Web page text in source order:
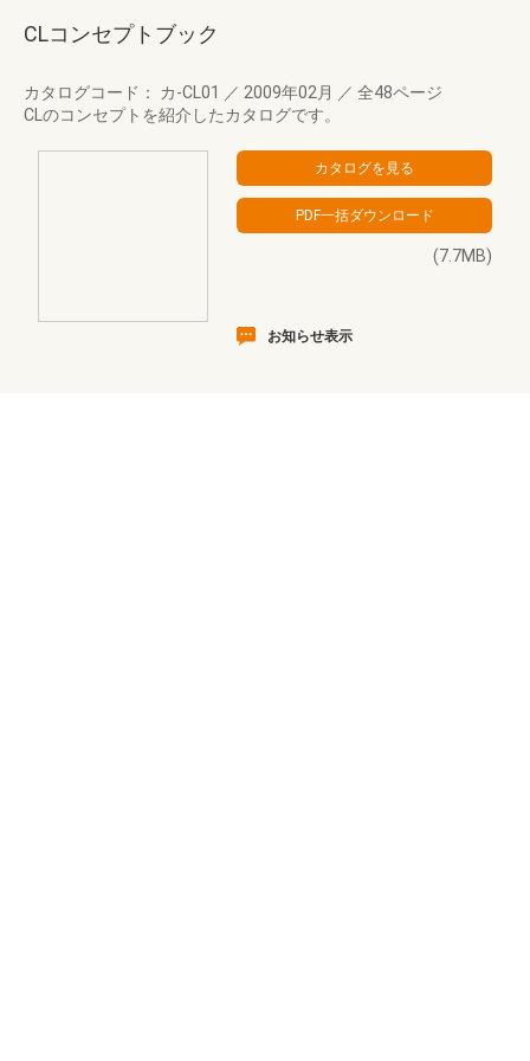
CLコンセプトブック
カタログコード： カ-CL01 ／ 2009年02月 ／ 全48ページ
CLのコンセプトを紹介したカタログです。
(7.7MB)
お知らせ表示